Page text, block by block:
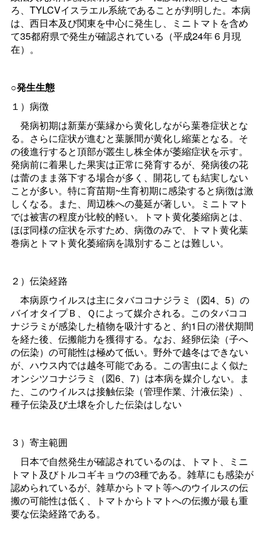
ろ、TYLCVイスラエル系統であることが判明した。本病
は、西日本及び関東を中心に発生し、ミニトマトを含め
て35都府県で発生が確認されている（平成24年６月現
在）。
○発生生態
１）病徴
発病初期は新葉が葉縁から黄化しながら葉巻症状とな
る。さらに症状が進むと葉脈間が黄化し縮葉となる。そ
の後進行すると頂部が叢生し株全体が萎縮症状を示す。
発病前に着果した果実は正常に発育するが、発病後の花
は蕾のまま落下する場合が多く、開花しても結実しない
ことが多い。特に育苗期~生育初期に感染すると病徴は激
しくなる。また、周辺株への蔓延が著しい。ミニトマト
では被害の程度が比較的軽い。トマト黄化萎縮病とは、
ほぼ同様の症状を示すため、病徴のみで、トマト黄化葉
巻病とトマト黄化萎縮病を識別することは難しい。
２）伝染経路
本病原ウイルスは主にタバココナジラミ（図4、5）の
バイオタイプＢ、Ｑによって媒介される。このタバココ
ナジラミが感染した植物を吸汁すると、約1日の潜伏期間
を経た後、伝搬能力を獲得する。なお、経卵伝染（子へ
の伝染）の可能性は極めて低い。野外で越冬はできない
が、ハウス内では越冬可能である。この害虫によく似た
オンシツコナジラミ（図6、7）は本病を媒介しない。ま
た、このウイルスは接触伝染（管理作業、汁液伝染）、
種子伝染及び土壌を介した伝染はしない
３）寄主範囲
日本で自然発生が確認されているのは、トマト、ミニ
トマト及びトルコギキョウの3種である。雑草にも感染が
認められているが、雑草からトマト等へのウイルスの伝
搬の可能性は低く、トマトからトマトへの伝搬が最も重
要な伝染経路である。